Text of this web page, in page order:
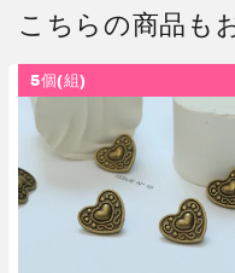
こちらの商品も
5個(組)